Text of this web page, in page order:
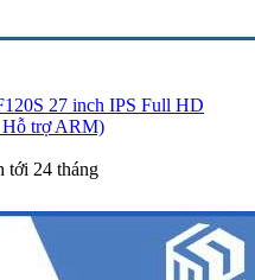
27 inch IPS Full HD
trợ ARM)
tới 24 tháng